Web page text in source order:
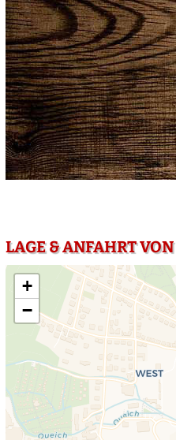
LAGE & ANFAHRT
+
−